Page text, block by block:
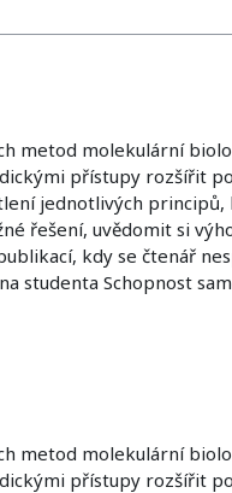
metod molekulární
přístupy rozšířit
jednotlivých
řešení, uvědomit si
kdy se čtenář
Schopnost
metod molekulární
přístupy rozšířit